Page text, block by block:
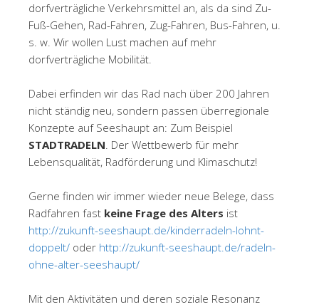
dorfverträgliche Verkehrsmittel an, als da sind Zu-
Fuß-Gehen, Rad-Fahren, Zug-Fahren, Bus-Fahren, u.
s. w. Wir wollen Lust machen auf mehr
dorfverträgliche Mobilität.
Dabei erfinden wir das Rad nach über 200 Jahren
nicht ständig neu, sondern passen überregionale
Konzepte auf Seeshaupt an: Zum Beispiel
STADTRADELN . Der Wettbewerb für mehr
Lebensqualität, Radförderung und Klimaschutz!
Gerne finden wir immer wieder neue Belege, dass
Radfahren fast keine Frage des Alters ist
http://zukunft-seeshaupt.de/kinderradeln-lohnt-
doppelt/ oder http://zukunft-seeshaupt.de/radeln-
ohne-alter-seeshaupt/
Mit den Aktivitäten und deren soziale Resonanz